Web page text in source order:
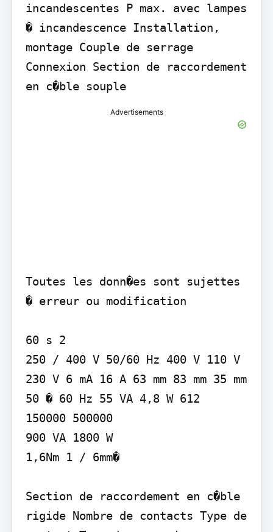
incandescentes P max. avec lampes
� incandescence Installation,
montage Couple de serrage
Connexion Section de raccordement
en c�ble souple
Advertisements
Toutes les donn�es sont sujettes
� erreur ou modification
60 s 2
250 / 400 V 50/60 Hz 400 V 110 V
230 V 6 mA 16 A 63 mm 83 mm 35 mm
50 � 60 Hz 55 VA 4,8 W 612
150000 500000
900 VA 1800 W
1,6Nm 1 / 6mm�
Section de raccordement en c�ble
rigide Nombre de contacts Type de